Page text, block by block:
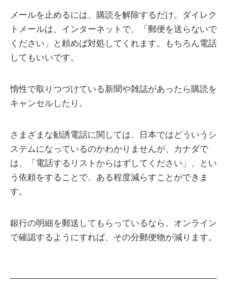
メールを止めるには、購読を解除するだけ。ダイレク
トメールは、インターネットで、「郵便を送らないで
ください」と頼めば対処してくれます。もちろん電話
してもいいです。
惰性で取りつづけている新聞や雑誌があったら購読を
キャンセルしたり。
さまざまな勧誘電話に関しては、日本ではどういうシ
ステムになっているのかわかりませんが、カナダで
は、「電話するリストからはずしてください」、とい
う依頼をすることで、ある程度減らすことができま
す。
銀行の明細を郵送してもらっているなら、オンライン
で確認するようにすれば、その分郵便物が減ります。